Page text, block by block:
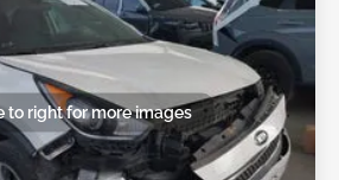
to right for more images